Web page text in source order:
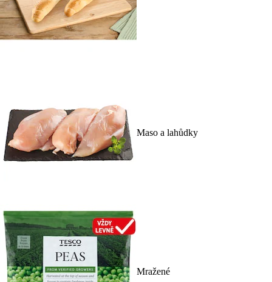
Maso a lahůdky
Mražené